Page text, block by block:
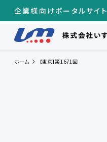
企業様向けポータルサイト
ホーム 【東京】第1671回